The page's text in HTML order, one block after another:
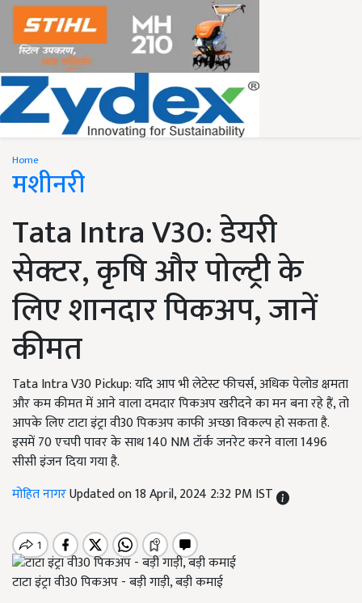
Home
मशीनरी
Tata Intra V30: डेयरी
सेक्टर, कृषि और पोल्ट्री के
लिए शानदार पिकअप, जानें
कीमत
Tata Intra V30 Pickup: यदि आप भी लेटेस्ट फीचर्स, अधिक पेलोड क्षमता
और कम कीमत में आने वाला दमदार पिकअप खरीदने का मन बना रहे हैं, तो
आपके लिए टाटा इंट्रा वी30 पिकअप काफी अच्छा विकल्प हो सकता है.
इसमें 70 एचपी पावर के साथ 140 NM टॉर्क जनरेट करने वाला 1496
सीसी इंजन दिया गया है.
मोहित नागरUpdated on 18 April, 2024 2:32 PM IST
टाटा इंट्रा वी30 पिकअप - बड़ी गाड़ी, बड़ी कमाई